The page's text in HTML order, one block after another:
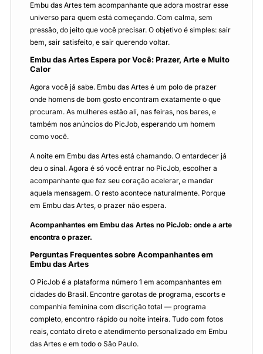
Embu das Artes tem acompanhante que adora mostrar esse
universo para quem está começando. Com calma, sem
pressão, do jeito que você precisar. O objetivo é simples: sair
bem, sair satisfeito, e sair querendo voltar.
Embu das Artes Espera por Você: Prazer, Arte e Muito
Calor
Agora você já sabe. Embu das Artes é um polo de prazer
onde homens de bom gosto encontram exatamente o que
procuram. As mulheres estão ali, nas feiras, nos bares, e
também nos anúncios do PicJob, esperando um homem
como você.
A noite em Embu das Artes está chamando. O entardecer já
deu o sinal. Agora é só você entrar no PicJob, escolher a
acompanhante que fez seu coração acelerar, e mandar
aquela mensagem. O resto acontece naturalmente. Porque
em Embu das Artes, o prazer não espera.
Acompanhantes em Embu das Artes no PicJob: onde a arte
encontra o prazer.
Perguntas Frequentes sobre Acompanhantes em
Embu das Artes
O PicJob é a plataforma número 1 em acompanhantes em
cidades do Brasil. Encontre garotas de programa, escorts e
companhia feminina com discrição total — programa
completo, encontro rápido ou noite inteira. Tudo com fotos
reais, contato direto e atendimento personalizado em Embu
das Artes e em todo o São Paulo.